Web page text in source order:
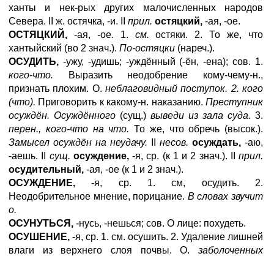
ханты и нек-рых других малочисленных народов
Севера. II ж. остячка, -и. II прил. остяцкий, -ая, -ое.
ОСТЯЦКИЙ, -ая, -ое. 1. см. остяки. 2. То же, что
хантыйский (во 2 знач.). По-остяцки (нареч.).
ОСУДИТЬ, -ужу, -удишь; -уждённый (-ён, -ена); сов. 1.
кого-что. Выразить неодобрение кому-чему-н.,
признать плохим. О. неблаговидный поступок. 2. кого
(что). Приговорить к какому-н. наказанию. Преступник
осуждён. Осуждённого (сущ.) выведи из зала суда. 3.
перен., кого-что на что. То же, что обречь (высок.).
Замысел осуждён на неудачу.
несов. осуждать, -аю,
-аешь. II сущ. осуждение,-я, ср. (к 1 и 2 знач.). II прил.
осудительный, -ая, -ое (к 1 и 2 знач.).
ОСУЖДЕНИЕ, -я, ср. 1. см, осудить. 2.
Неодобрительное мнение, порицание. В словах звучит
о.
ОСУНУТЬСЯ, -нусь, -нешься; сов. О лице: похудеть.
ОСУШЕНИЕ, -я, ср. 1. см. осушить. 2. Удаление лишней
влаги из верхнего слоя почвы. О. заболоченных